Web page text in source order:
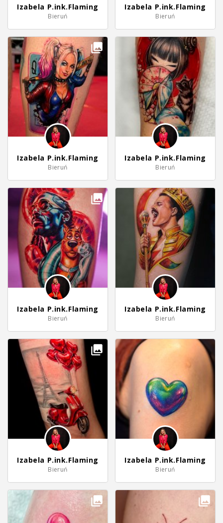
Izabela P.ink.Flaming
Bieruń
Izabela P.ink.Flaming
Bieruń
Izabela P.ink.Flaming
Bieruń
Izabela P.ink.Flaming
Bieruń
Izabela P.ink.Flaming
Bieruń
Izabela P.ink.Flaming
Bieruń
Izabela P.ink.Flaming
Bieruń
Izabela P.ink.Flaming
Bieruń